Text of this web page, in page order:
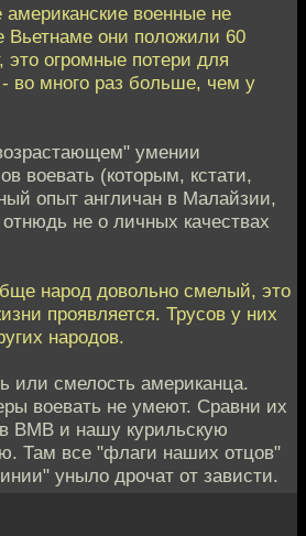
военные не
они положили 60
это огромные потери для
во много раз больше, чем у
умении
воевать (которым, кстати,
опыт англичан в Малайзии,
не о личных качествах
народ довольно смелый, это
проявляется. Трусов у них
народов.
или смелость американца.
воевать не умеют. Сравни их
ВМВ и нашу курильскую
Там все "флаги наших отцов"
уныло дрочат от зависти.